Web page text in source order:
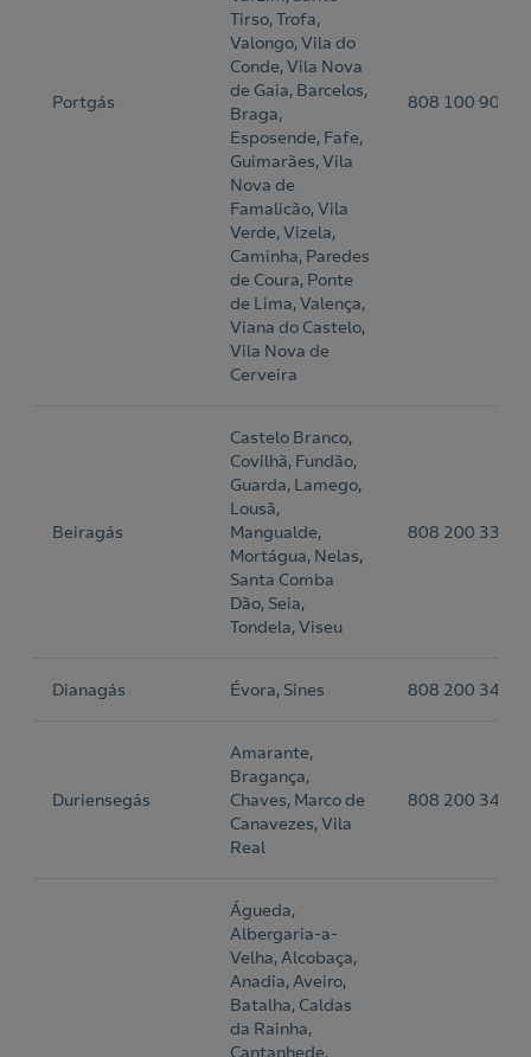
Portgás
Tirso, Trofa,
Valongo, Vila do
Conde, Vila Nova
de Gaia, Barcelos,
Braga,
Esposende, Fafe,
Guimarães, Vila
Nova de
Famalicão, Vila
Verde, Vizela,
Caminha, Paredes
de Coura, Ponte
de Lima, Valença,
Viana do Castelo,
Vila Nova de
Cerveira
808 100 900
Beiragás
Castelo Branco,
Covilhã, Fundão,
Guarda, Lamego,
Lousã,
Mangualde,
Mortágua, Nelas,
Santa Comba
Dão, Seia,
Tondela, Viseu
808 200 339
Dianagás Évora, Sines 808 200 341
Duriensegás
Amarante,
Bragança,
Chaves, Marco de
Canavezes, Vila
Real
808 200 342
Águeda,
Albergaria-a-
Velha, Alcobaça,
Anadia, Aveiro,
Batalha, Caldas
da Rainha,
Cantanhede,